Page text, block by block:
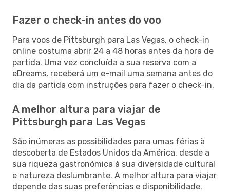
Fazer o check-in antes do voo
Para voos de Pittsburgh para Las Vegas, o check-in
online costuma abrir 24 a 48 horas antes da hora de
partida. Uma vez concluída a sua reserva com a
eDreams, receberá um e-mail uma semana antes do
dia da partida com instruções para fazer o check-in.
A melhor altura para viajar de
Pittsburgh para Las Vegas
São inúmeras as possibilidades para umas férias à
descoberta de Estados Unidos da América, desde a
sua riqueza gastronómica à sua diversidade cultural
e natureza deslumbrante. A melhor altura para viajar
depende das suas preferências e disponibilidade.